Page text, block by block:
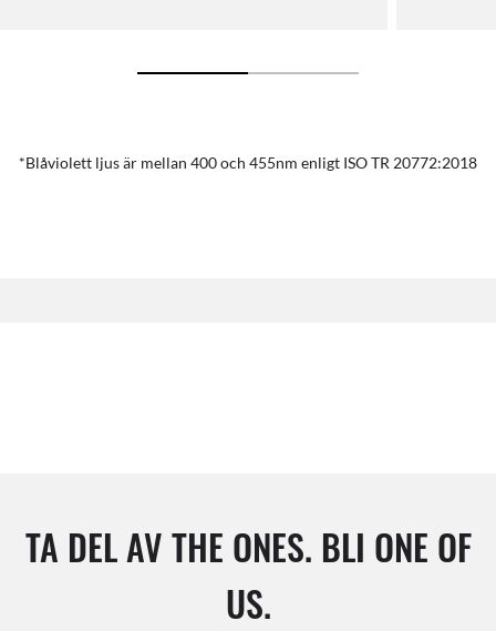
*Blåviolett ljus är mellan 400 och 455nm enligt ISO TR 20772:2018
TA DEL AV THE ONES. BLI ONE OF
US.